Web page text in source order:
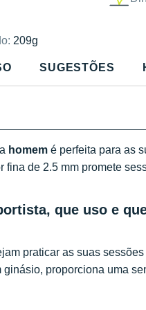
209g
SUGESTÕES
homem é perfeita para as
de 2.5 mm promete
que uso e
praticar as suas
proporciona uma